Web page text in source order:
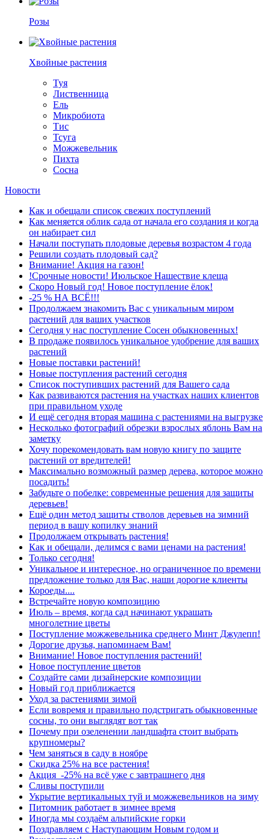
Розы
Хвойные растения
Туя
Лиственница
Ель
Микробиота
Тис
Тсуга
Можжевельник
Пихта
Сосна
Новости
Как и обещали список свежих поступлений
Как меняется облик сада от начала его создания и когда
он набирает сил
Начали поступать плодовые деревья возрастом 4 года
Решили создать плодовый сад?
Внимание! Акция на газон!
!Срочные новости! Июльское Нашествие клеща
Скоро Новый год! Новое поступление ёлок!
-25 % НА ВСЁ!!!
Продолжаем знакомить Вас с уникальным миром
растений для ваших участков
Сегодня у нас поступление Сосен обыкновенных!
В продаже появилось уникальное удобрение для ваших
растений
Новые поставки растений!
Новые поступления растений сегодня
Список поступивших растений для Вашего сада
Как развиваются растения на участках наших клиентов
при правильном уходе
И ещё сегодня вторая машина с растениями на выгрузке
Несколько фотографий обрезки взрослых яблонь Вам на
заметку
Хочу порекомендовать вам новую книгу по защите
растений от вредителей!
Максимально возможный размер дерева, которое можно
посадить!
Забудьте о побелке: современные решения для защиты
деревьев!
Ещё один метод защиты стволов деревьев на зимний
период в вашу копилку знаний
Продолжаем открывать растения!
Как и обещали, делимся с вами ценами на растения!
Только сегодня!
Уникальное и интересное, но ограниченное по времени
предложение только для Вас, наши дорогие клиенты
Короеды....
Встречайте новую композицию
Июль – время, когда сад начинают украшать
многолетние цветы
Поступление можжевельника среднего Минт Джулепп!
Дорогие друзья, напоминаем Вам!
Внимание! Новое поступления растений!
Новое поступление цветов
Создайте сами дизайнерские композиции
Новый год приближается
Уход за растениями зимой
Если вовремя и правильно подстригать обыкновенные
сосны, то они выглядят вот так
Почему при озеленении ландшафта стоит выбрать
крупномеры?
Чем заняться в саду в ноябре
Скидка 25% на все растения!
Акция -25% на всё уже с завтрашнего дня
Сливы поступили
Укрытие вертикальных туй и можжевельников на зиму
Питомник работает в зимнее время
Иногда мы создаём альпийские горки
Поздравляем с Наступающим Новым годом и